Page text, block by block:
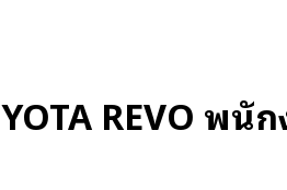
REVO พนัก